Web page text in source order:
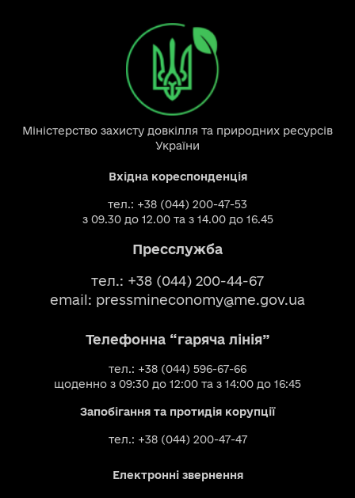
Міністерство захисту довкілля та природних ресурсів
України
Вхідна кореспонденція
тел.: +38 (044) 200-47-53
з 09.30 до 12.00 та з 14.00 до 16.45
Пресслужба
тел.: +38 (044) 200-44-67
email: pressmineconomy@me.gov.ua
Телефонна “гаряча лінія”
тел.: +38 (044) 596-67-66
щоденно з 09:30 до 12:00 та з 14:00 до 16:45
Запобігання та протидія корупції
тел.: +38 (044) 200-47-47
Електронні звернення